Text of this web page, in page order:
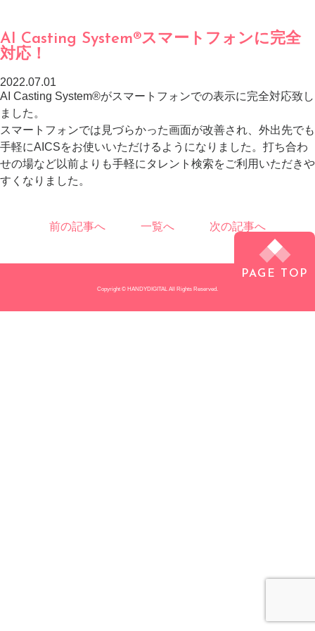
AI Casting System®スマートフォンに完全
対応！
2022.07.01
AI Casting System®がスマートフォンでの表示に完全対応致し
ました。
スマートフォンでは見づらかった画面が改善され、外出先でも
手軽にAICSをお使いいただけるようになりました。打ち合わ
せの場など以前よりも手軽にタレント検索をご利用いただきや
すくなりました。
前の記事へ 一覧へ 次の記事へ
PAGE TOP
Copyright © HANDYDIGITAL All Rights Reserved.